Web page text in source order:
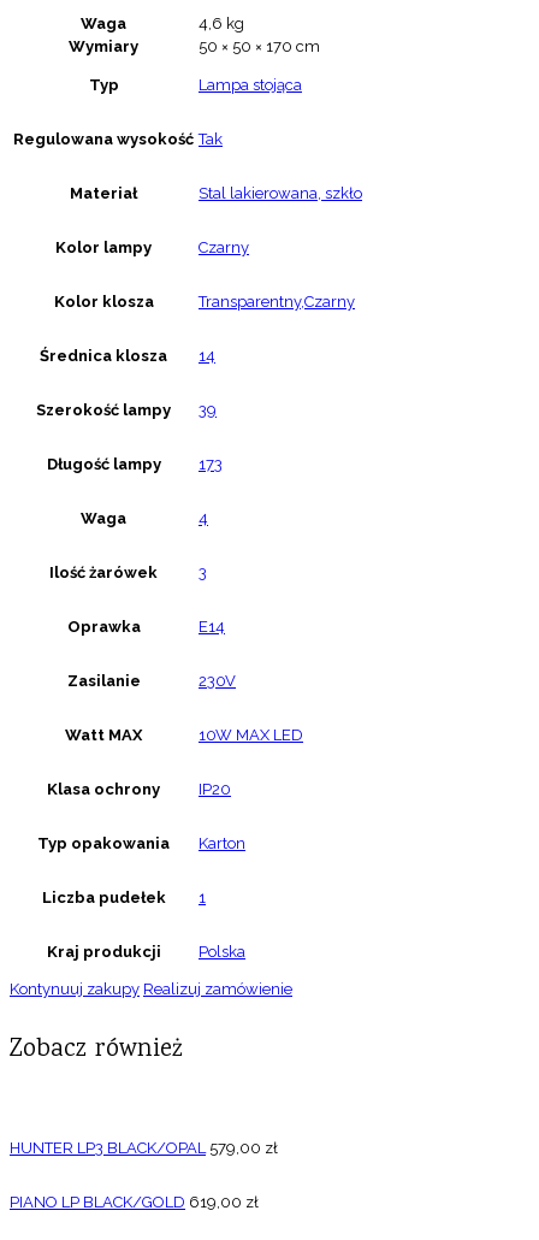
Waga
4,6 kg
Wymiary
50 × 50 × 170 cm
Typ Lampa stojąca
Regulowana wysokość Tak
Materiał Stal lakierowana, szkło
Kolor lampy Czarny
Kolor klosza Transparentny,Czarny
Średnica klosza 14
Szerokość lampy 39
Długość lampy 173
Waga 4
Ilość żarówek 3
Oprawka E14
Zasilanie 230V
Watt MAX 10W MAX LED
Klasa ochrony IP20
Typ opakowania Karton
Liczba pudełek 1
Kraj produkcji Polska
Kontynuuj zakupy Realizuj zamówienie
Zobacz również
HUNTER LP3 BLACK/OPAL 579,00 zł
PIANO LP BLACK/GOLD 619,00 zł